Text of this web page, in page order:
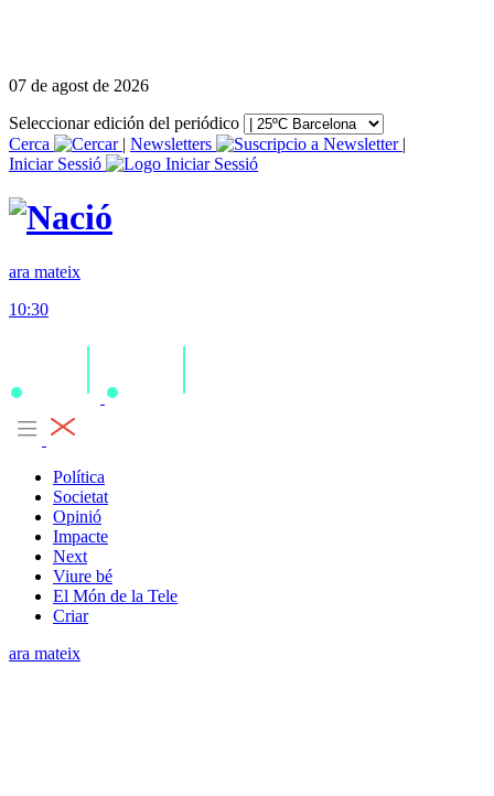
07 de agost de 2026
Seleccionar edición del periódico
Cerca
| Newsletters
|
Iniciar Sessió
ara mateix
10:30
Política
Societat
Opinió
Impacte
Next
Viure bé
El Món de la Tele
Criar
ara mateix